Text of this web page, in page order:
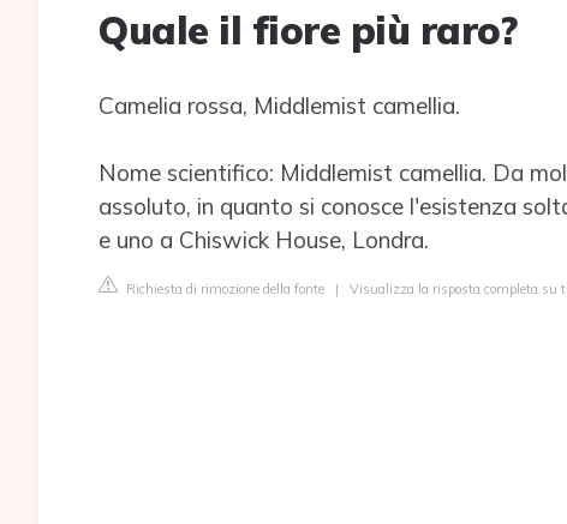
Quale il fiore più raro?
Camelia rossa, Middlemist camellia.
Nome scientifico: Middlemist camellia. Da
assoluto, in quanto si conosce l'esistenza
e uno a Chiswick House, Londra.
Richiesta di rimozione della fonte | Visualizza la risposta completa su